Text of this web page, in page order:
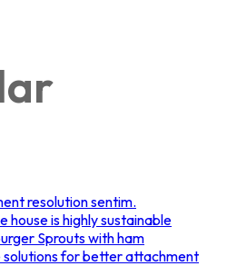
resolution sentim.
house is highly sustainable
Sprouts with ham
solutions for better attachment